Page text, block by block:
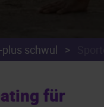
plus schwul >
für